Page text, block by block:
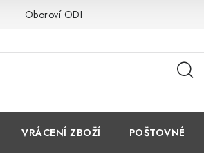
Oboroví ODBORNÍCI
VRÁCENÍ ZBOŽÍ POŠTOVNÉ